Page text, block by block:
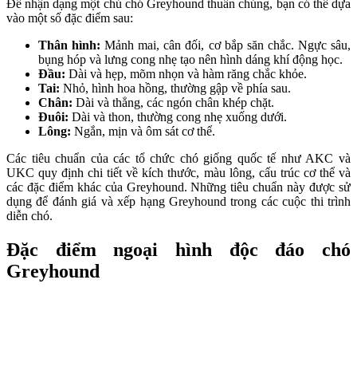
Để nhận dạng một chú chó Greyhound thuần chủng, bạn có thể dựa
vào một số đặc điểm sau:
Thân hình: Mảnh mai, cân đối, cơ bắp săn chắc. Ngực sâu,
bụng hóp và lưng cong nhẹ tạo nên hình dáng khí động học.
Đầu: Dài và hẹp, mõm nhọn và hàm răng chắc khỏe.
Tai: Nhỏ, hình hoa hồng, thường gập về phía sau.
Chân: Dài và thẳng, các ngón chân khép chặt.
Đuôi: Dài và thon, thường cong nhẹ xuống dưới.
Lông: Ngắn, mịn và ôm sát cơ thể.
Các tiêu chuẩn của các tổ chức chó giống quốc tế như AKC và
UKC quy định chi tiết về kích thước, màu lông, cấu trúc cơ thể và
các đặc điểm khác của Greyhound. Những tiêu chuẩn này được sử
dụng để đánh giá và xếp hạng Greyhound trong các cuộc thi trình
diễn chó.
Đặc điểm ngoại hình độc đáo chó
Greyhound